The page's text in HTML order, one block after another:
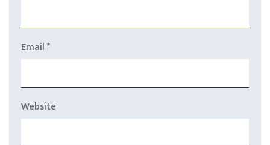
Email*
Website